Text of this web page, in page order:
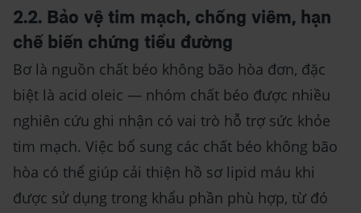
2.2. Bảo vệ tim mạch, chống viêm, hạn
chế biến chứng tiểu đường
Bơ là nguồn chất béo không bão hòa đơn, đặc
biệt là acid oleic — nhóm chất béo được nhiều
nghiên cứu ghi nhận có vai trò hỗ trợ sức khỏe
tim mạch. Việc bổ sung các chất béo không bão
hòa có thể giúp cải thiện hồ sơ lipid máu khi
được sử dụng trong khẩu phần phù hợp, từ đó